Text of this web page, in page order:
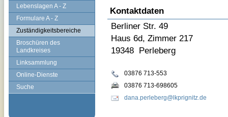
Lebenslagen A - Z
Formulare A - Z
Zuständigkeitsbereiche
Broschüren des
Landkreises
Linksammlung
Online-Dienste
Suche
Kontaktdaten
Berliner Str. 49
Haus 6d, Zimmer 217
19348 Perleberg
03876 713-553
03876 713-698605
dana.perleberg@lkprignitz.de